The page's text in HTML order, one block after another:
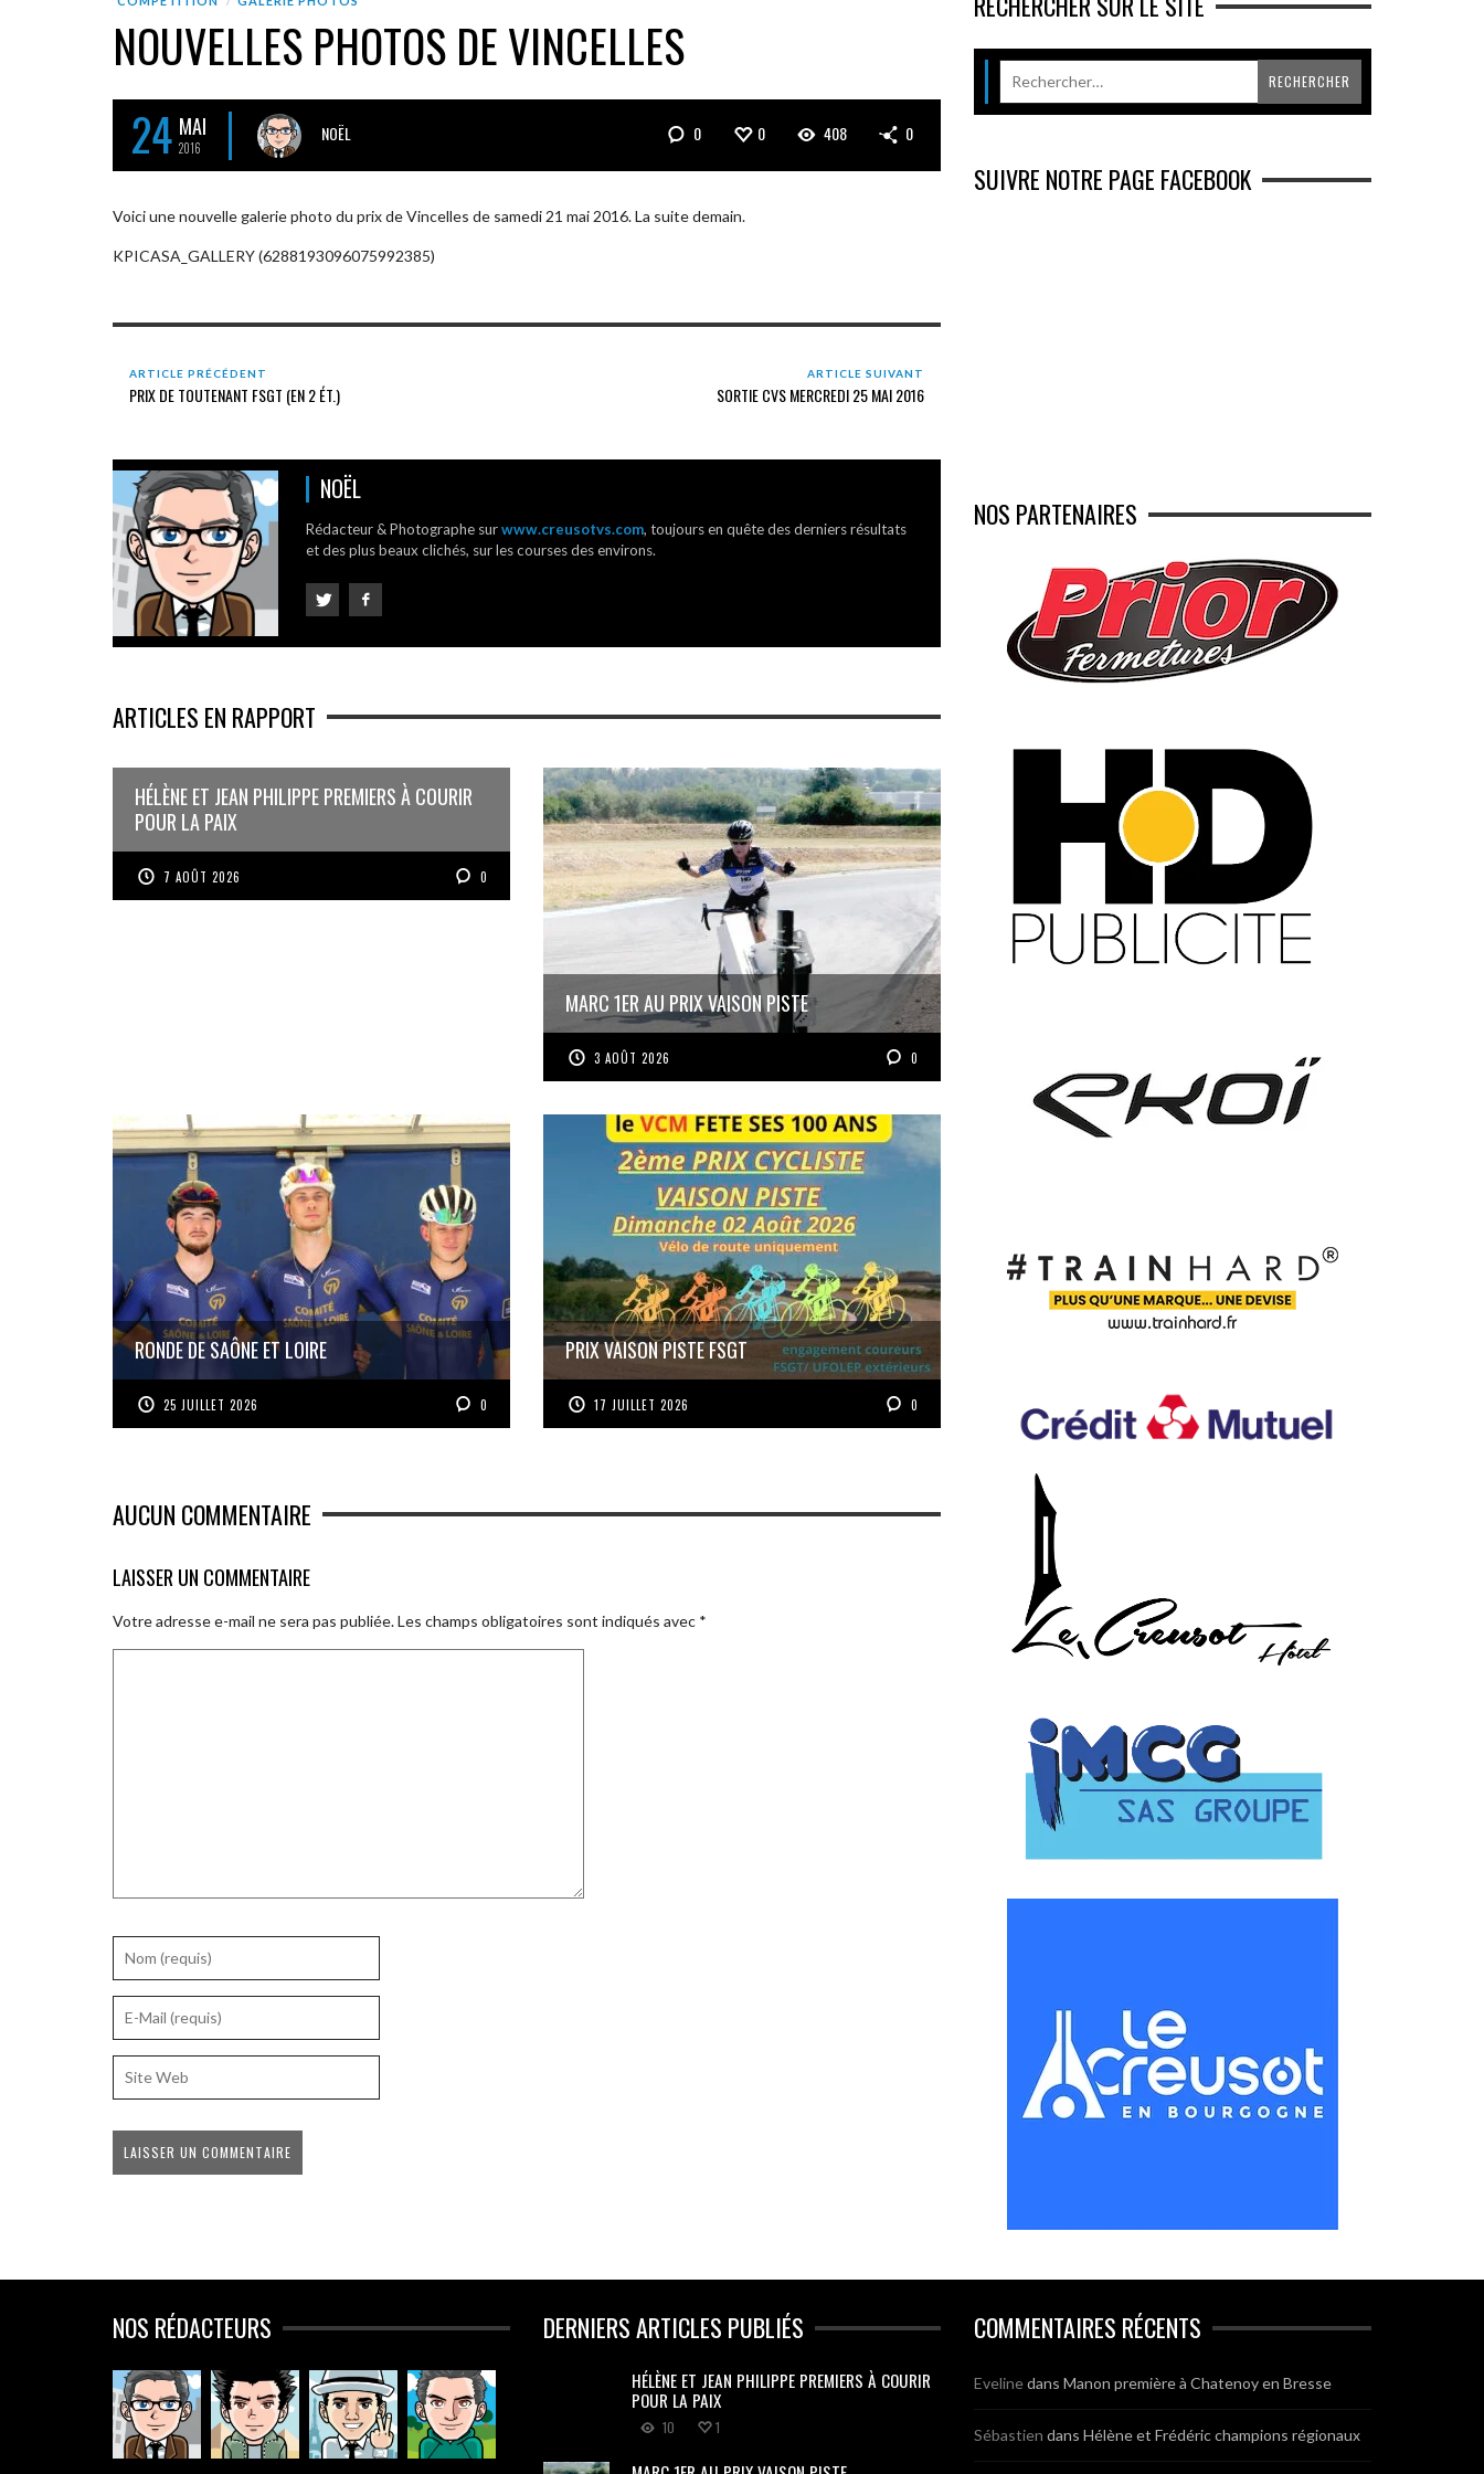
NOUVELLES PHOTOS DE VINCELLES
24 MAI
2016
NOËL 0 0 408 0
Voici une nouvelle galerie photo du prix de Vincelles de samedi 21 mai 2016. La suite demain.
KPICASA_GALLERY (6288193096075992385)
ARTICLE PRÉCÉDENT
PRIX DE TOUTENANT FSGT (EN 2 ÉT.)
ARTICLE SUIVANT
SORTIE CVS MERCREDI 25 MAI 2016
NOËL
Rédacteur & Photographe surwww.creusotvs.com, toujours en quête des derniers résultats
et des plus beaux clichés, sur les courses des environs.
ARTICLES EN RAPPORT
HÉLÈNE ET JEAN PHILIPPE PREMIERS À COURIR
POUR LA PAIX
7 AOÛT 2026 0
MARC 1ER AU PRIX VAISON PISTE
3 AOÛT 2026 0
RONDE DE SAÔNE ET LOIRE
25 JUILLET 2026 0
PRIX VAISON PISTE FSGT
17 JUILLET 2026 0
AUCUN COMMENTAIRE
LAISSER UN COMMENTAIRE
Votre adresse e-mail ne sera pas publiée.Les champs obligatoires sont indiqués avec *
SUIVRE NOTRE PAGE FACEBOOK
NOS PARTENAIRES
NOS RÉDACTEURS DERNIERS ARTICLES PUBLIÉS
HÉLÈNE ET JEAN PHILIPPE PREMIERS À COURIR
POUR LA PAIX
10 1
COMMENTAIRES RÉCENTS
Evelinedans Manon première à Chatenoy en Bresse
Sébastien dans Hélène et Frédéric champions régionaux